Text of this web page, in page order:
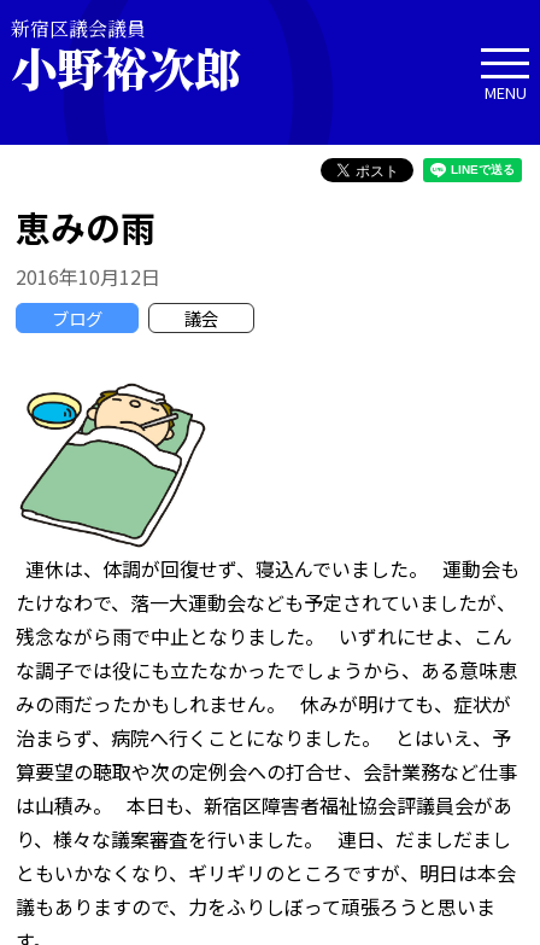
新宿区議会議員
小野裕次郎 MENU
恵みの雨
2016年10月12日
ブログ 議会
連休は、体調が回復せず、寝込んでいました。 運動会も
たけなわで、落一大運動会なども予定されていましたが、
残念ながら雨で中止となりました。 いずれにせよ、こん
な調子では役にも立たなかったでしょうから、ある意味恵
みの雨だったかもしれません。 休みが明けても、症状が
治まらず、病院へ行くことになりました。 とはいえ、予
算要望の聴取や次の定例会への打合せ、会計業務など仕事
は山積み。 本日も、新宿区障害者福祉協会評議員会があ
り、様々な議案審査を行いました。 連日、だましだまし
ともいかなくなり、ギリギリのところですが、明日は本会
議もありますので、力をふりしぼって頑張ろうと思いま